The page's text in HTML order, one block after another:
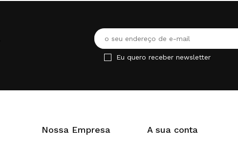
Eu quero receber newsletter
Nossa Empresa A sua conta